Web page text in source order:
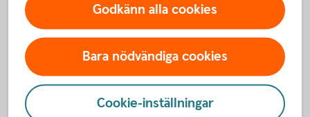
Bankgironummer
Klientmedelskonto
Godkänn alla cookies
Bara nödvändiga cookies
Cookie-inställningar